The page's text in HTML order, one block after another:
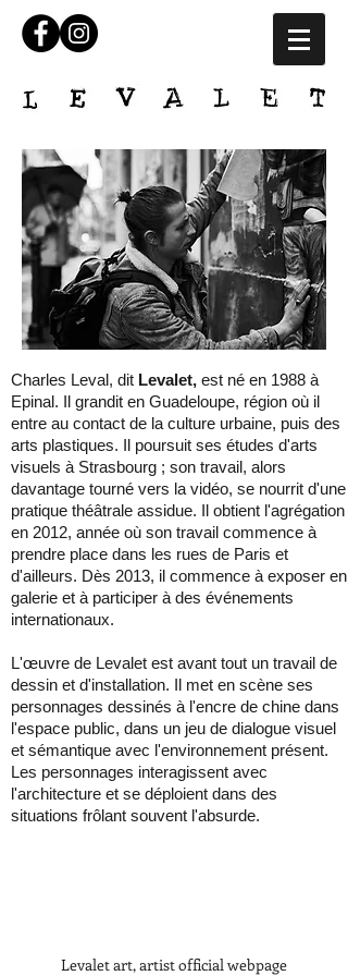
Charles Leval, dit Levalet, est né en 1988 à
Epinal. Il grandit en Guadeloupe, région où il
entre au contact de la culture urbaine, puis des
arts plastiques. Il poursuit ses études d'arts
visuels à Strasbourg ; son travail, alors
davantage tourné vers la vidéo, se nourrit d'une
pratique théâtrale assidue. Il obtient l'agrégation
en 2012, année où son travail commence à
prendre place dans les rues de Paris et
d'ailleurs. Dès 2013, il commence à exposer en
galerie et à participer à des événements
internationaux.
L'œuvre de Levalet est avant tout un travail de
dessin et d'installation. Il met en scène ses
personnages dessinés à l'encre de chine dans
l'espace public, dans un jeu de dialogue visuel
et sémantique avec l'environnement présent.
Les personnages interagissent avec
l'architecture et se déploient dans des
situations frôlant souvent l'absurde.
Levalet art, artist official webpage